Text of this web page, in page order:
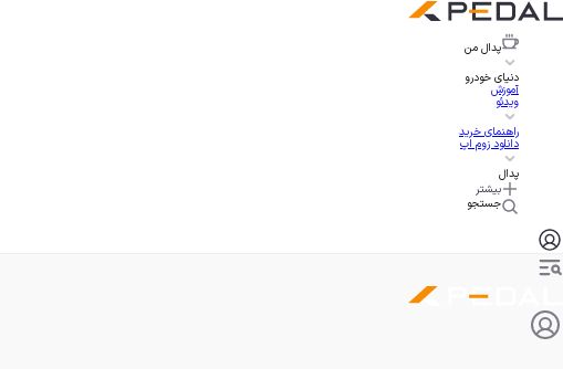
پدال من
دنیای خودرو
آموزش
ویدئو
راهنمای خرید
دانلود زوم اپ
پدال
بیشتر
جستجو